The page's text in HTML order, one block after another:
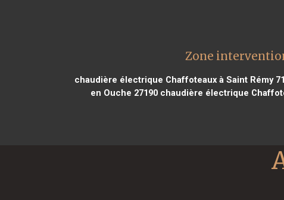
Zone
chaudière électrique Chaffoteaux à Saint Rémy
en Ouche 27190chaudière électrique